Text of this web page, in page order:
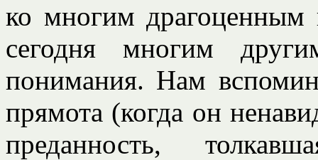
ко многим драгоценным
сегодня многим
понимания. Нам
прямота (когда он
преданность,